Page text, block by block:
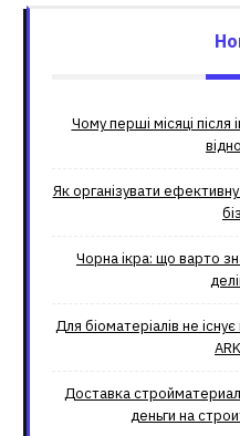
Чому перші місяці після
Як організувати
Чорна ікра: що варто
Для біоматеріалів не
Доставка
деньги на